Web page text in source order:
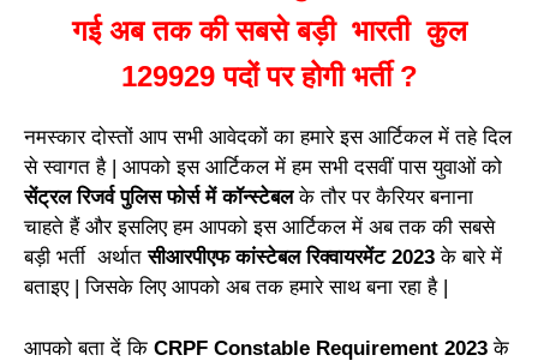
गई अब तक की सबसे बड़ी भारती कुल
129929 पदों पर होगी भर्ती ?
नमस्कार दोस्तों आप सभी आवेदकों का हमारे इस आर्टिकल में तहे दिल
से स्वागत है | आपको इस आर्टिकल में हम सभी दसवीं पास युवाओं को
सेंट्रल रिजर्व पुलिस फोर्स में कॉन्स्टेबलके तौर पर कैरियर बनाना
चाहते हैं और इसलिए हम आपको इस आर्टिकल में अब तक की सबसे
बड़ी भर्ती अर्थातसीआरपीएफ कांस्टेबल रिक्वायरमेंट 2023के बारे में
बताइए | जिसके लिए आपको अब तक हमारे साथ बना रहा है |
आपको बता दें कि CRPF Constable Requirement 2023के